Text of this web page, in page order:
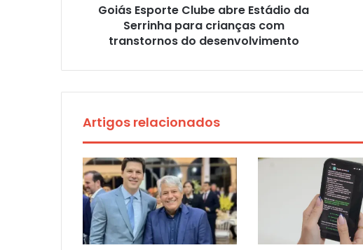
Goiás Esporte Clube abre Estádio da
Serrinha para crianças com
transtornos do desenvolvimento
Artigos relacionados